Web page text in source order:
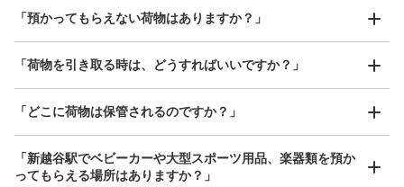
大:5/ ¥700中:11/ ¥600小:16/ ¥400
支払い方法
お店で荷物の写真を
好立地 / 好条件店舗も多数
「預かってもらえない荷物はありますか？」
「荷物を引き取る時は、どうすればいいですか？」
「どこに荷物は保管されるのですか？」
「新越谷駅でベビーカーや大型スポーツ用品、楽器類を預か
ってもらえる場所はありますか？」